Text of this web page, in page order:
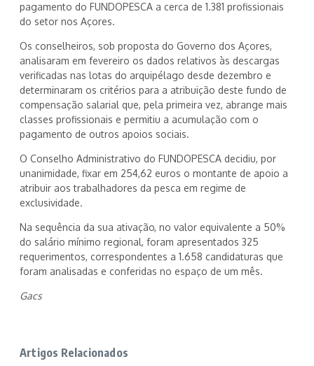
pagamento do FUNDOPESCA a cerca de 1.381 profissionais
do setor nos Açores.
Os conselheiros, sob proposta do Governo dos Açores,
analisaram em fevereiro os dados relativos às descargas
verificadas nas lotas do arquipélago desde dezembro e
determinaram os critérios para a atribuição deste fundo de
compensação salarial que, pela primeira vez, abrange mais
classes profissionais e permitiu a acumulação com o
pagamento de outros apoios sociais.
O Conselho Administrativo do FUNDOPESCA decidiu, por
unanimidade, fixar em 254,62 euros o montante de apoio a
atribuir aos trabalhadores da pesca em regime de
exclusividade.
Na sequência da sua ativação, no valor equivalente a 50%
do salário mínimo regional, foram apresentados 325
requerimentos, correspondentes a 1.658 candidaturas que
foram analisadas e conferidas no espaço de um mês.
Gacs
Artigos Relacionados